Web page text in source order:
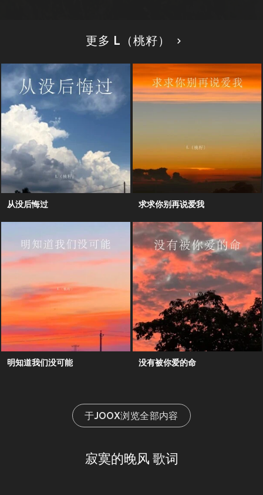
更多 L（桃籽）
从没后悔过 求求你别再说爱我
明知道我们没可能 没有被你爱的命
于JOOX浏览全部内容
寂寞的晚风 歌词